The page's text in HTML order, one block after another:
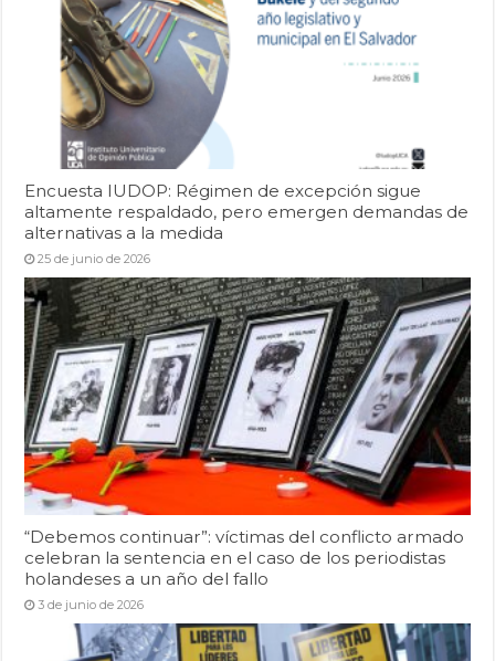
Encuesta IUDOP: Régimen de excepción sigue
altamente respaldado, pero emergen demandas de
alternativas a la medida
25 de junio de 2026
“Debemos continuar”: víctimas del conflicto armado
celebran la sentencia en el caso de los periodistas
holandeses a un año del fallo
3 de junio de 2026